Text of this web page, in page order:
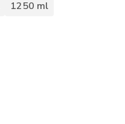
1250 ml